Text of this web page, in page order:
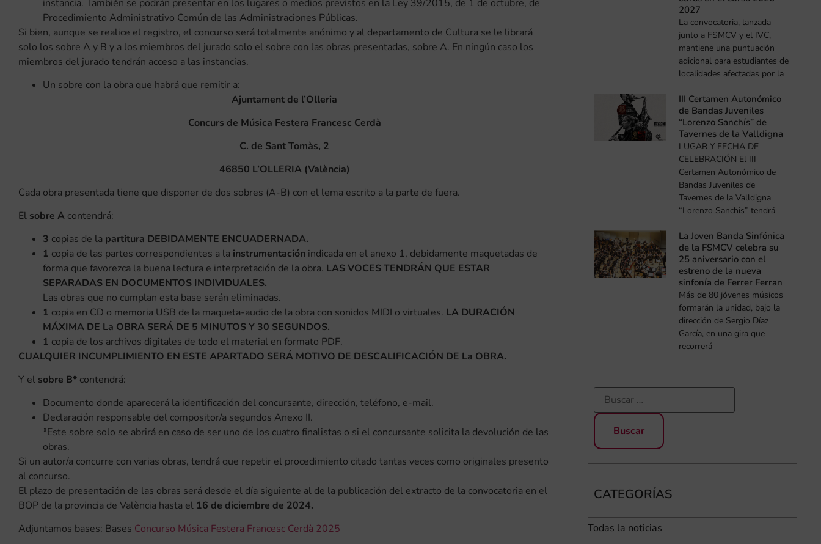
instancia. También se podrán presentar en los lugares o medios previstos en la Ley 39/2015, de 1 de octubre, de
Procedimiento Administrativo Común de las Administraciones Públicas.
Si bien, aunque se realice el registro, el concurso será totalmente anónimo y al departamento de Cultura se le librará
solo los sobre A y B y a los miembros del jurado solo el sobre con las obras presentadas, sobre A. En ningún caso los
miembros del jurado tendrán acceso a las instancias.
Un sobre con la obra que habrá que remitir a:
Ajuntament de l’Olleria
Concurs de Música Festera Francesc Cerdà
C. de Sant Tomàs, 2
46850 L’OLLERIA (València)
Cada obra presentada tiene que disponer de dos sobres (A-B) con el lema escrito a la parte de fuera.
El sobre A contendrá:
3 copias de la partitura DEBIDAMENTE ENCUADERNADA.
1 copia de las partes correspondientes a la instrumentación indicada en el anexo 1, debidamente maquetadas de
forma que favorezca la buena lectura e interpretación de la obra. LAS VOCES TENDRÁN QUE ESTAR
SEPARADAS EN DOCUMENTOS INDIVIDUALES.
Las obras que no cumplan esta base serán eliminadas.
1 copia en CD o memoria USB de la maqueta-audio de la obra con sonidos MIDI o virtuales. LA DURACIÓN
MÁXIMA DE La OBRA SERÁ DE 5 MINUTOS Y 30 SEGUNDOS.
1 copia de los archivos digitales de todo el material en formato PDF.
CUALQUIER INCUMPLIMIENTO EN ESTE APARTADO SERÁ MOTIVO DE DESCALIFICACIÓN DE La OBRA.
Y el sobre B* contendrá:
Documento donde aparecerá la identificación del concursante, dirección, teléfono, e-mail.
Declaración responsable del compositor/a segundos Anexo II.
*Este sobre solo se abrirá en caso de ser uno de los cuatro finalistas o si el concursante solicita la devolución de las
obras.
Si un autor/a concurre con varias obras, tendrá que repetir el procedimiento citado tantas veces como originales presento
al concurso.
El plazo de presentación de las obras será desde el día siguiente al de la publicación del extracto de la convocatoria en el
BOP de la provincia de València hasta el 16 de diciembre de 2024.
Adjuntamos bases: Bases Concurso Música Festera Francesc Cerdà 2025
2027
La convocatoria, lanzada
junto a FSMCV y el IVC,
mantiene una puntuación
adicional para estudiantes de
localidades afectadas por la
III Certamen Autonómico
de Bandas Juveniles
“Lorenzo Sanchís” de
Tavernes de la Valldigna
LUGAR Y FECHA DE
CELEBRACIÓN El III
Certamen Autonómico de
Bandas Juveniles de
Tavernes de la Valldigna
“Lorenzo Sanchis” tendrá
La Joven Banda Sinfónica
de la FSMCV celebra su
25 aniversario con el
estreno de la nueva
sinfonía de Ferrer Ferran
Más de 80 jóvenes músicos
formarán la unidad, bajo la
dirección de Sergio Díaz
García, en una gira que
recorrerá
CATEGORÍAS
Todas la noticias